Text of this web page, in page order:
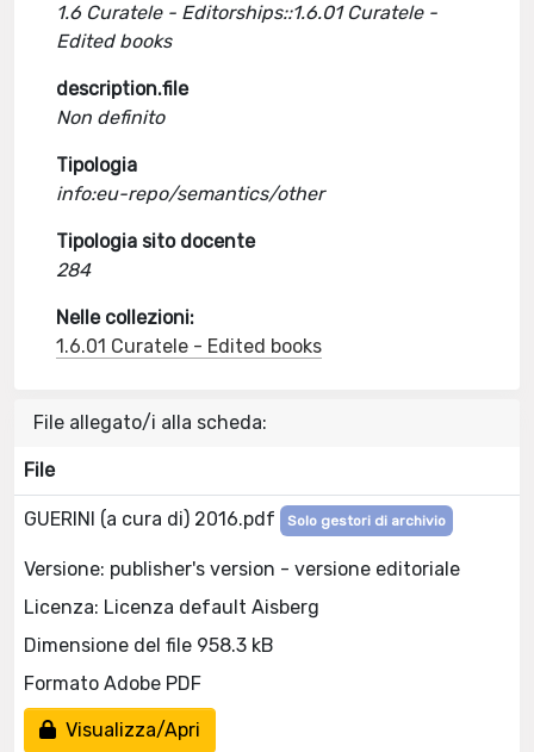
1.6 Curatele - Editorships::1.6.01 Curatele -
Edited books
description.file
Non definito
Tipologia
info:eu-repo/semantics/other
Tipologia sito docente
284
Nelle collezioni:
1.6.01 Curatele - Edited books
File allegato/i alla scheda:
File
GUERINI (a cura di) 2016.pdf Solo gestori di archivio
Versione: publisher's version - versione editoriale
Licenza: Licenza default Aisberg
Dimensione del file 958.3 kB
Formato Adobe PDF
Visualizza/Apri